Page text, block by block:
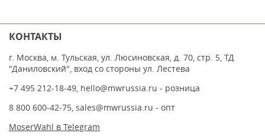
КОНТАКТЫ
г. Москва, м. Тульская, ул. Люсиновская, д. 70, стр. 5, ТД
"Даниловский", вход со стороны ул. Лестева
+7 495 212-18-49, hello@mwrussia.ru - розница
8 800 600-42-75, sales@mwrussia.ru - опт
MoserWahl в Telegram